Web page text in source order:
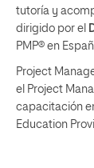
tutoría y
dirigido por el
PMP® en
Project
el Project
capacitación
Education